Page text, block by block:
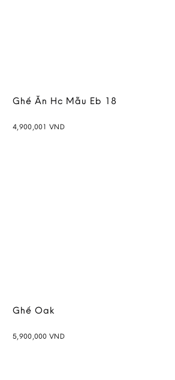
Ghế Ăn Hc Mẫu Eb 18
4,900,001 VND
Ghế Oak
5,900,000 VND